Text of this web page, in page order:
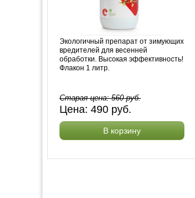
Экологичный препарат от зимующих
вредителей для весенней
обработки. Высокая эффективность!
Флакон 1 литр.
Старая цена:560руб.
Цена: 490 руб.
В корзину